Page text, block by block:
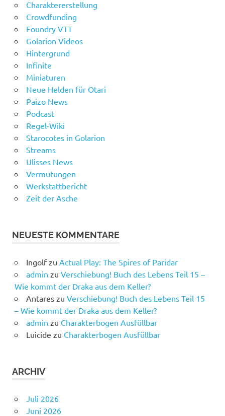
Charaktererstellung
Crowdfunding
Foundry VTT
Golarion Videos
Hintergrund
Infinite
Miniaturen
Neue Helden für Otari
Paizo News
Podcast
Regel-Wiki
Starocotes in Golarion
Streams
Ulisses News
Vermutungen
Werkstattbericht
Zeit der Asche
NEUESTE KOMMENTARE
Ingolfzu Actual Play: The Spires of Paridar
admin zu Verschiebung! Buch des Lebens Teil 15 –
Wie kommt der Draka aus dem Keller?
Antareszu Verschiebung! Buch des Lebens Teil 15
– Wie kommt der Draka aus dem Keller?
admin zu Charakterbogen Ausfüllbar
Luicide zu Charakterbogen Ausfüllbar
ARCHIV
Juli 2026
Juni 2026